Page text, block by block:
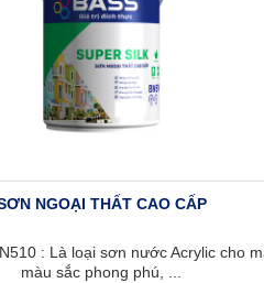
NGOẠI THẤT CAO CẤP
: Là loại sơn nước Acrylic cho
màu sắc phong phú, ...